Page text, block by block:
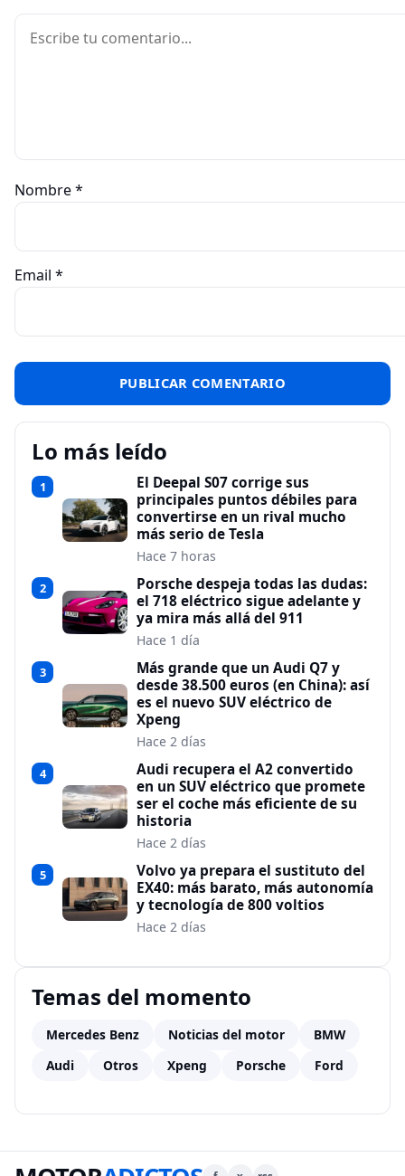
Comentario
Nombre*
Email *
Lo más leído
1
El Deepal S07 corrige sus
principales puntos débiles para
convertirse en un rival mucho
más serio de Tesla
Hace 7 horas
2
Porsche despeja todas las dudas:
el 718 eléctrico sigue adelante y
ya mira más allá del 911
Hace 1 día
3
Más grande que un Audi Q7 y
desde 38.500 euros (en China): así
es el nuevo SUV eléctrico de
Xpeng
Hace 2 días
4
Audi recupera el A2 convertido
en un SUV eléctrico que promete
ser el coche más eficiente de su
historia
Hace 2 días
5
Volvo ya prepara el sustituto del
EX40: más barato, más autonomía
y tecnología de 800 voltios
Hace 2 días
Temas del momento
Mercedes Benz Noticias del motor
BMW
Audi
Otros Xpeng Porsche Ford